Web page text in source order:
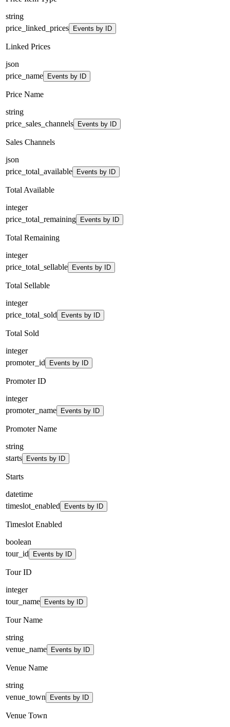
string
price_linked_prices
Events by ID
Linked Prices
json
price_name
Events by ID
Price Name
string
price_sales_channels
Events by ID
Sales Channels
json
price_total_available
Events by ID
Total Available
integer
price_total_remaining
Events by ID
Total Remaining
integer
price_total_sellable
Events by ID
Total Sellable
integer
price_total_sold
Events by ID
Total Sold
integer
promoter_id
Events by ID
Promoter ID
integer
promoter_name
Events by ID
Promoter Name
string
starts
Events by ID
Starts
datetime
timeslot_enabled
Events by ID
Timeslot Enabled
boolean
tour_id
Events by ID
Tour ID
integer
tour_name
Events by ID
Tour Name
string
venue_name
Events by ID
Venue Name
string
venue_town
Events by ID
Venue Town